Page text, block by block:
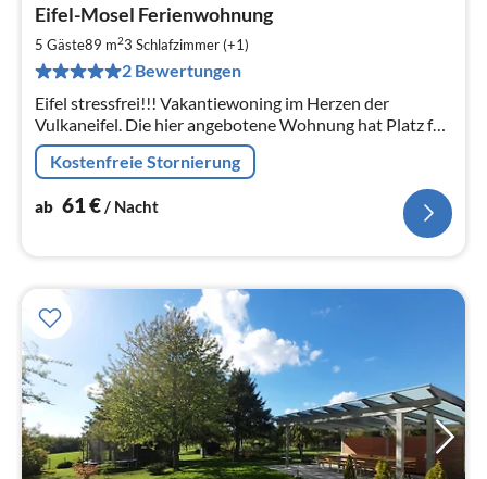
Eifel-Mosel Ferienwohnung
5 Gäste89 m23 Schlafzimmer (+1)
2 Bewertungen
Eifel stressfrei!!! Vakantiewoning im Herzen der
Vulkaneifel. Die hier angebotene Wohnung hat Platz für
5 Pers., eine zweite Wohnung im gleichen Haus ist für 4
Pers. geeignet.
Kostenfreie Stornierung
ab 61€/ Nacht